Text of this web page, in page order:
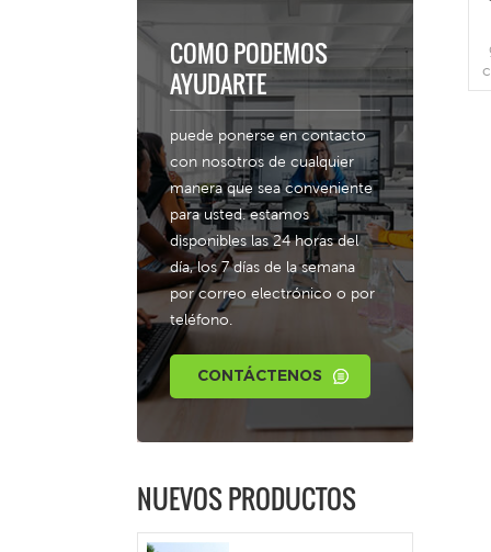
COMO PODEMOS
AYUDARTE
puede ponerse en contacto
con nosotros de cualquier
manera que sea conveniente
para usted. estamos
disponibles las 24 horas del
día, los 7 días de la semana
por correo electrónico o por
teléfono.
CONTÁCTENOS
NUEVOS PRODUCTOS